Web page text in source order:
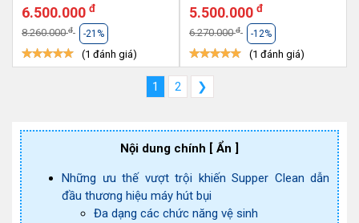
6.500.000 đ
8.260.000đ -21%
(1 đánh giá)
5.500.000 đ
6.270.000đ -12%
(1 đánh giá)
1 2 ❯
Nội dung chính [ Ẩn ]
Những ưu thế vượt trội khiến Supper Clean dẫn
đầu thương hiệu máy hút bụi
Đa dạng các chức năng vệ sinh